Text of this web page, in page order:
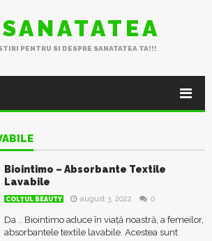
PENTRU SI DESPRE SANATATEA TA!!!
Biointimo – Absorbante Textile
Lavabile
COLŢUL BEAUTY august 3, 2022 0
Da .. Biointimo aduce în viață noastră, a femeilor,
absorbantele textile lavabile. Acestea sunt